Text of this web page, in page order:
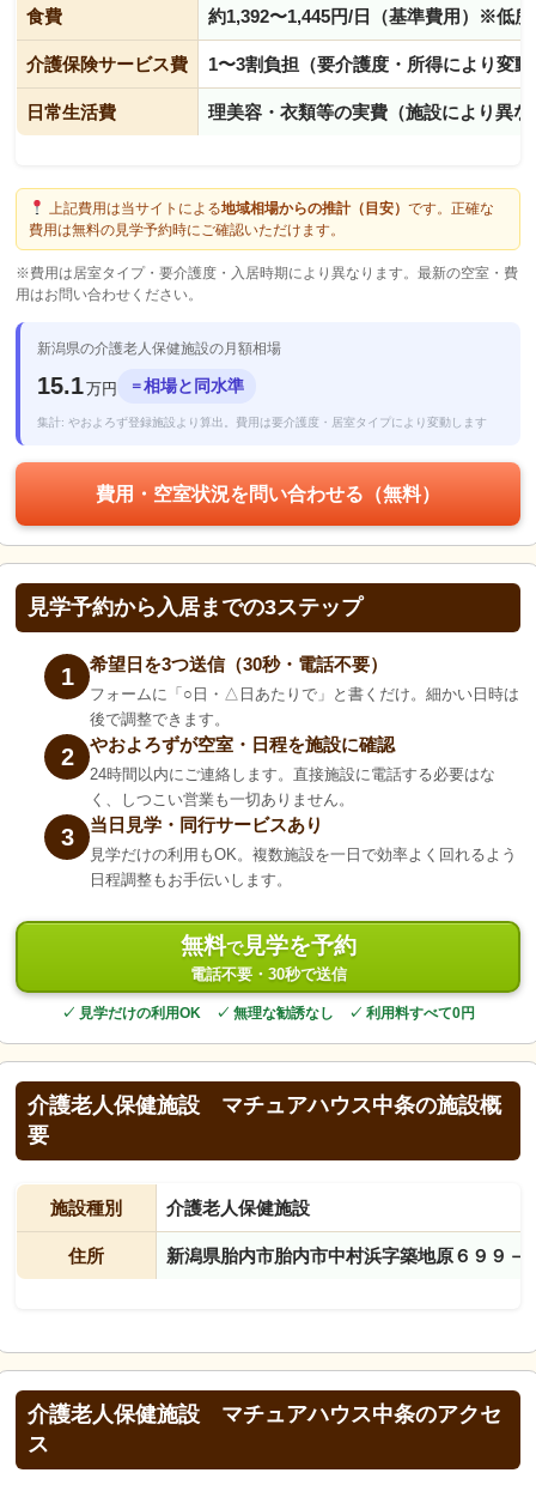
食費 約1,392〜1,445円/日（基準費用）※低
介護保険サービス費 1〜3割負担（要介護度・所得により変動
日常生活費 理美容・衣類等の実費（施設により異な
上記費用は当サイトによる地域相場からの推計（目安） です。正確な
費用は無料の見学予約時にご確認いただけます。
※費用は居室タイプ・要介護度・入居時期により異なります。最新の空室・費
用はお問い合わせください。
新潟県の介護老人保健施設の月額相場
15.1万円 ＝相場と同水準
集計: やおよろず登録施設より算出。費用は要介護度・居室タイプにより変動します
費用・空室状況を問い合わせる（無料）
見学予約から入居までの3ステップ
1 希望日を3つ送信（30秒・電話不要）
フォームに「○日・△日あたりで」と書くだけ。細かい日時は
後で調整できます。
2 やおよろずが空室・日程を施設に確認
24時間以内にご連絡します。直接施設に電話する必要はな
く、しつこい営業も一切ありません。
3 当日見学・同行サービスあり
見学だけの利用もOK。複数施設を一日で効率よく回れるよう
日程調整もお手伝いします。
無料で見学を予約
電話不要・30秒で送信
✓ 見学だけの利用OK ✓ 無理な勧誘なし ✓ 利用料すべて0円
介護老人保健施設 マチュアハウス中条の施設概
要
施設種別 介護老人保健施設
住所 新潟県胎内市胎内市中村浜字築地原６９９－
介護老人保健施設 マチュアハウス中条のアクセ
ス